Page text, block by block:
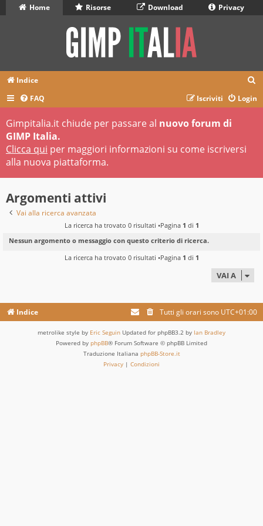
Home Risorse Download Privacy
Indice
r
FAQ Login
Iscriviti
Gimpitalia.it chiude per passare al nuovo forum di
GIMP Italia.
Clicca qui per maggiori informazioni su come iscriversi
alla nuova piattaforma.
Argomenti attivi
Vai alla ricerca avanzata
La ricerca ha trovato 0 risultati •Pagina 1 di 1
Nessun argomento o messaggio con questo criterio di ricerca.
La ricerca ha trovato 0 risultati •Pagina 1 di 1
VAI A
Indice Tutti gli orari sono UTC+01:00
metrolike style by Eric Seguin Updated for phpBB3.2 by Ian Bradley
Powered by phpBB® Forum Software © phpBB Limited
Traduzione Italiana phpBB-Store.it
Privacy | Condizioni